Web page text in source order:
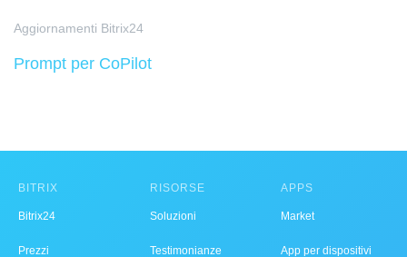
Aggiornamenti Bitrix24
Prompt per CoPilot
BITRIX
Bitrix24
Prezzi
RISORSE
Soluzioni
Testimonianze
APPS
Market
App per dispositivi